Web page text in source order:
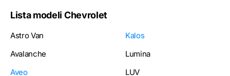
Lista modeli Chevrolet
Astro Van
Avalanche
Aveo
Kalos
Lumina
LUV